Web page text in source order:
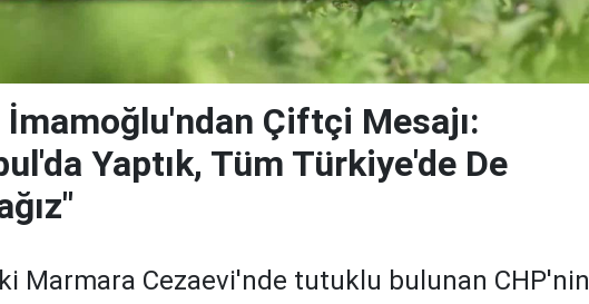
İmamoğlu'ndan Çiftçi Mesajı:
Yaptık, Tüm Türkiye'de De
Marmara Cezaevi'nde tutuklu bulunan CHP'nin